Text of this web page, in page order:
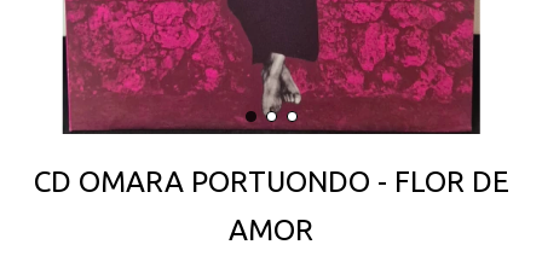
CD OMARA PORTUONDO - FLOR DE
AMOR